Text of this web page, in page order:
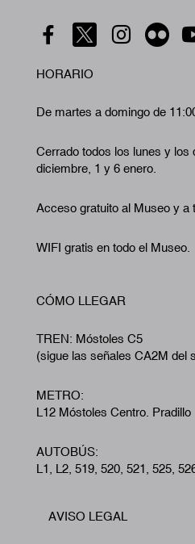
HORARIO
De martes a domingo de
Cerrado todos los lunes y los
diciembre, 1 y 6 enero.
Acceso gratuito al Museo y a
WIFI gratis en todo el Museo.
CÓMO LLEGAR
TREN: Móstoles C5
(sigue las señales CA2M del
METRO:
L12 Móstoles Centro. Pradillo
AUTOBÚS:
L1, L2, 519, 520, 521, 525,
Footer
AVISO LEGAL